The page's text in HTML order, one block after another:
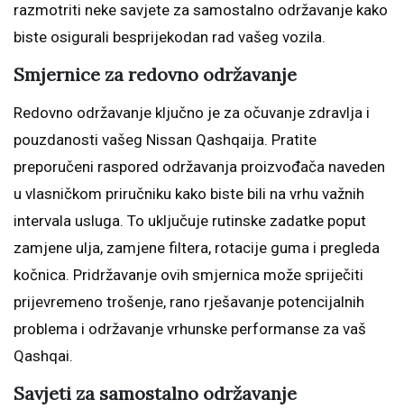
razmotriti neke savjete za samostalno održavanje kako
biste osigurali besprijekodan rad vašeg vozila.
Smjernice za redovno održavanje
Redovno održavanje ključno je za očuvanje zdravlja i
pouzdanosti vašeg Nissan Qashqaija. Pratite
preporučeni raspored održavanja proizvođača naveden
u vlasničkom priručniku kako biste bili na vrhu važnih
intervala usluga. To uključuje rutinske zadatke poput
zamjene ulja, zamjene filtera, rotacije guma i pregleda
kočnica. Pridržavanje ovih smjernica može spriječiti
prijevremeno trošenje, rano rješavanje potencijalnih
problema i održavanje vrhunske performanse za vaš
Qashqai.
Savjeti za samostalno održavanje